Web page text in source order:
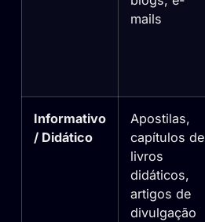
mails
Informativo
/ Didático
Apostilas,
capítulos de
livros
didáticos,
artigos de
divulgação